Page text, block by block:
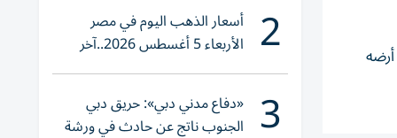
أرضه 2 أسعار الذهب اليوم في مصر
الأربعاء 5 أغسطس 2026..آخر
تحديث لعيار 21
3 «دفاع مدني دبي»: حريق دبي
الجنوب ناتج عن حادث في ورشة